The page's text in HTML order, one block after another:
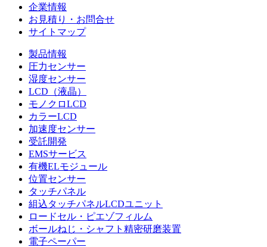
企業情報
お見積り・お問合せ
サイトマップ
製品情報
圧力センサー
湿度センサー
LCD（液晶）
モノクロLCD
カラーLCD
加速度センサー
受託開発
EMSサービス
有機ELモジュール
位置センサー
タッチパネル
組込タッチパネルLCDユニット
ロードセル・ピエゾフィルム
ボールねじ・シャフト精密研磨装置
電子ペーパー